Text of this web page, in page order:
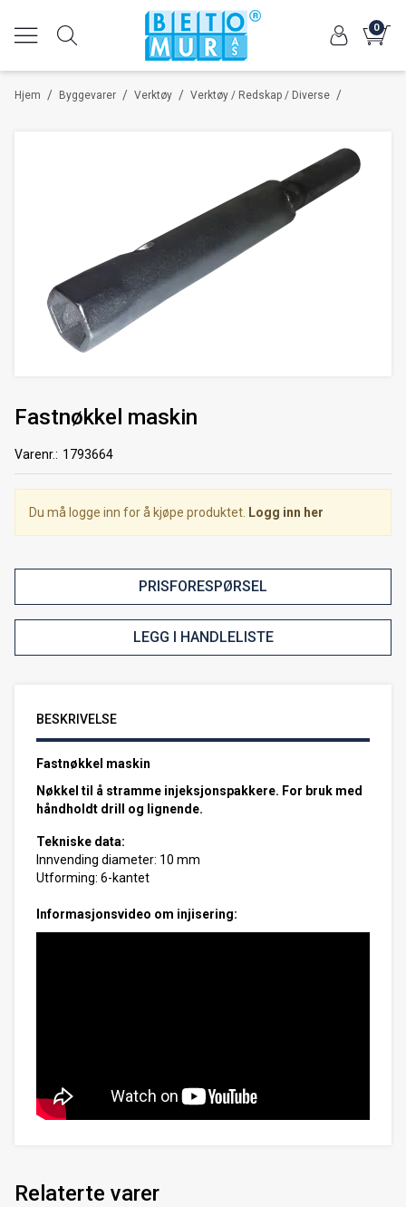
0
/
Hjem /
Byggevarer /
Verktøy /
Verktøy / Redskap / Diverse
Fastnøkkel maskin
Varenr.: 1793664
Du må logge inn for å kjøpe produktet. Logg inn her
PRISFORESPØRSEL
LEGG I HANDLELISTE
BESKRIVELSE
Fastnøkkel maskin
Nøkkel til å stramme injeksjonspakkere. For bruk med
håndholdt drill og lignende.
Tekniske data:
Innvending diameter: 10 mm
Utforming: 6-kantet
Informasjonsvideo om injisering:
Relaterte varer